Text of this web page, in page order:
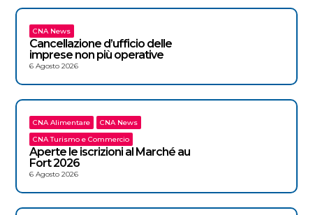
CNA News
Cancellazione d’ufficio delle
imprese non più operative
6 Agosto 2026
CNA Alimentare
CNA News
CNA Turismo e Commercio
Aperte le iscrizioni al Marché au
Fort 2026
6 Agosto 2026